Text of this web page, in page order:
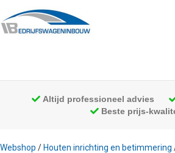
Altijd professioneel advies
Beste prijs-
Webshop / Houten inrichting en betimmering